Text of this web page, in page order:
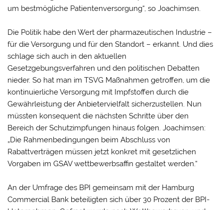
um bestmögliche Patientenversorgung“, so Joachimsen.
Die Politik habe den Wert der pharmazeutischen Industrie –
für die Versorgung und für den Standort – erkannt. Und dies
schlage sich auch in den aktuellen
Gesetzgebungsverfahren und den politischen Debatten
nieder. So hat man im TSVG Maßnahmen getroffen, um die
kontinuierliche Versorgung mit Impfstoffen durch die
Gewährleistung der Anbietervielfalt sicherzustellen. Nun
müssten konsequent die nächsten Schritte über den
Bereich der Schutzimpfungen hinaus folgen. Joachimsen:
„Die Rahmenbedingungen beim Abschluss von
Rabattverträgen müssen jetzt konkret mit gesetzlichen
Vorgaben im GSAV wettbewerbsaffin gestaltet werden.“
An der Umfrage des BPI gemeinsam mit der Hamburg
Commercial Bank beteiligten sich über 30 Prozent der BPI-